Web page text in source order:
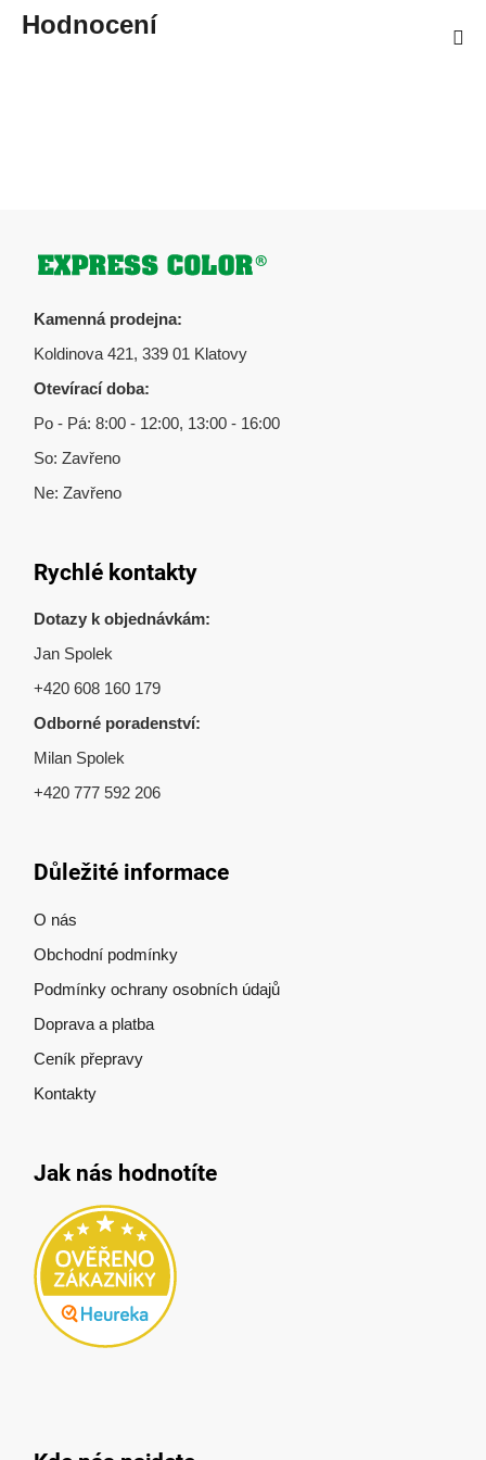
Hodnocení
Zápatí
Kamenná prodejna:
Koldinova 421, 339 01 Klatovy
Otevírací doba:
Po - Pá: 8:00 - 12:00, 13:00 - 16:00
So: Zavřeno
Ne: Zavřeno
Rychlé kontakty
Dotazy k objednávkám:
Jan Spolek
+420 608 160 179
Odborné poradenství:
Milan Spolek
+420 777 592 206
Důležité informace
O nás
Obchodní podmínky
Podmínky ochrany osobních údajů
Doprava a platba
Ceník přepravy
Kontakty
Jak nás hodnotíte